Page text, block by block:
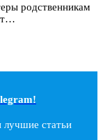
родственникам
т…
лучшие статьи